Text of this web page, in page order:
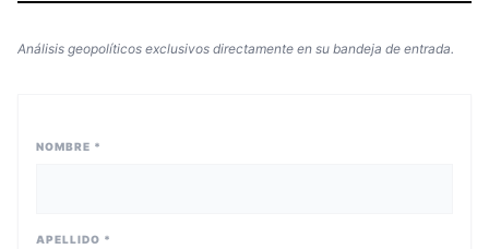
Análisis geopolíticos exclusivos directamente en su bandeja de entrada.
NOMBRE *
APELLIDO *